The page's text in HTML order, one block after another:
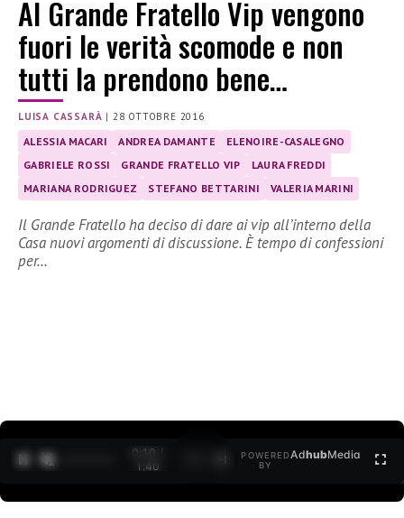
Al Grande Fratello Vip vengono
fuori le verità scomode e non
tutti la prendono bene…
LUISA CASSARÀ | 28 OTTOBRE 2016
ALESSIA MACARI ANDREA DAMANTE
ELENOIRE-CASALEGNO
GABRIELE ROSSI
GRANDE FRATELLO VIP
LAURA FREDDI
MARIANA RODRIGUEZ
STEFANO BETTARINI VALERIA MARINI
Il Grande Fratello ha deciso di dare ai vip all’interno della
Casa nuovi argomenti di discussione. È tempo di confessioni
per…
0:10 /
1:40
POWERED
BY
AdhubMedia